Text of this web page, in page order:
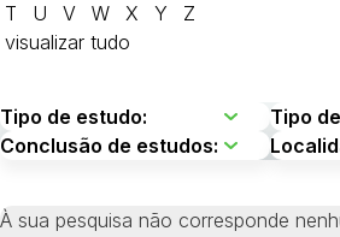
T
U V W X Y
Z
visualizar tudo
À sua pesquisa não corresponde